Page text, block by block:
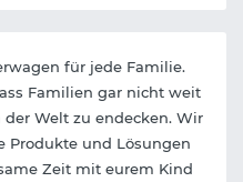
für jede Familie.
Familien gar nicht weit
Welt zu endecken. Wir
Produkte und Lösungen
Zeit mit eurem Kind